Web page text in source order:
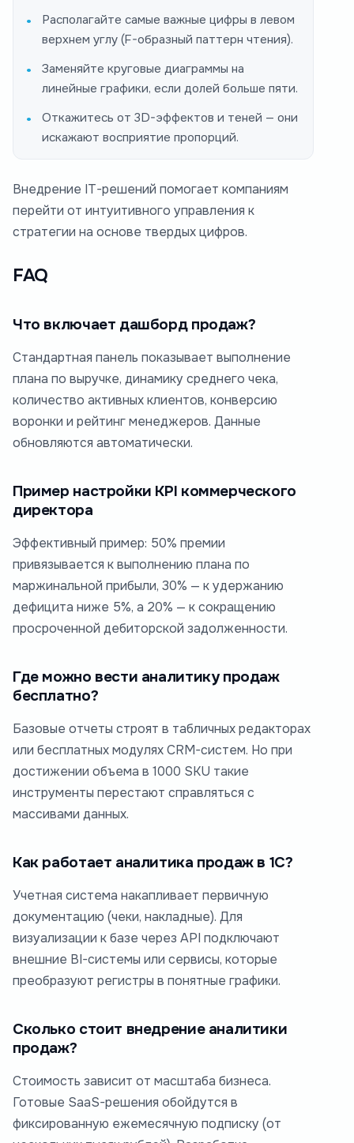
Располагайте самые важные цифры в левом
верхнем углу (F-образный паттерн чтения).
Заменяйте круговые диаграммы на
линейные графики, если долей больше пяти.
Откажитесь от 3D-эффектов и теней — они
искажают восприятие пропорций.
Внедрение IT-решений помогает компаниям
перейти от интуитивного управления к
стратегии на основе твердых цифров.
FAQ
Что включает дашборд продаж?
Стандартная панель показывает выполнение
плана по выручке, динамику среднего чека,
количество активных клиентов, конверсию
воронки и рейтинг менеджеров. Данные
обновляются автоматически.
Пример настройки KPI коммерческого
директора
Эффективный пример: 50% премии
привязывается к выполнению плана по
маржинальной прибыли, 30% — к удержанию
дефицита ниже 5%, а 20% — к сокращению
просроченной дебиторской задолженности.
Где можно вести аналитику продаж
бесплатно?
Базовые отчеты строят в табличных редакторах
или бесплатных модулях CRM-систем. Но при
достижении объема в 1000 SKU такие
инструменты перестают справляться с
массивами данных.
Как работает аналитика продаж в 1С?
Учетная система накапливает первичную
документацию (чеки, накладные). Для
визуализации к базе через API подключают
внешние BI-системы или сервисы, которые
преобразуют регистры в понятные графики.
Сколько стоит внедрение аналитики
продаж?
Стоимость зависит от масштаба бизнеса.
Готовые SaaS-решения обойдутся в
фиксированную ежемесячную подписку (от